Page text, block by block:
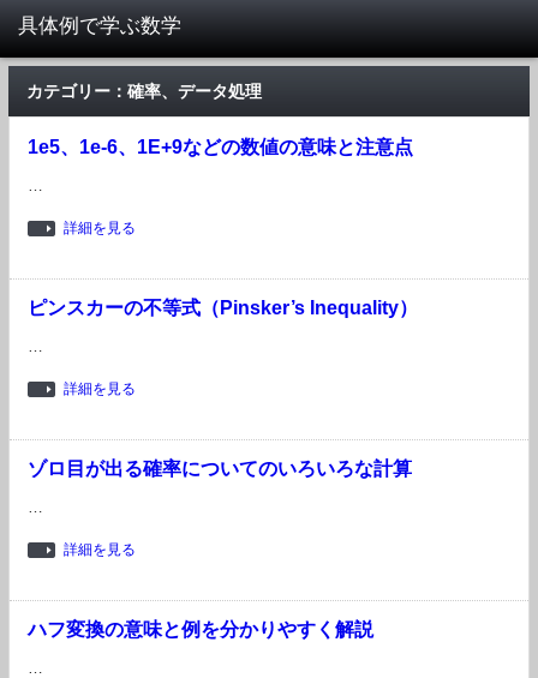
カテゴリー：確率、データ処理
1e5、1e-6、1E+9などの数値の意味と注意点
…
詳細を見る
ピンスカーの不等式（Pinsker’s Inequality）
…
詳細を見る
ゾロ目が出る確率についてのいろいろな計算
…
詳細を見る
ハフ変換の意味と例を分かりやすく解説
…